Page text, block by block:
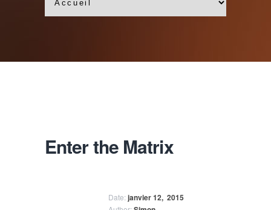
Enter the Matrix
Date: janvier 12, 2015